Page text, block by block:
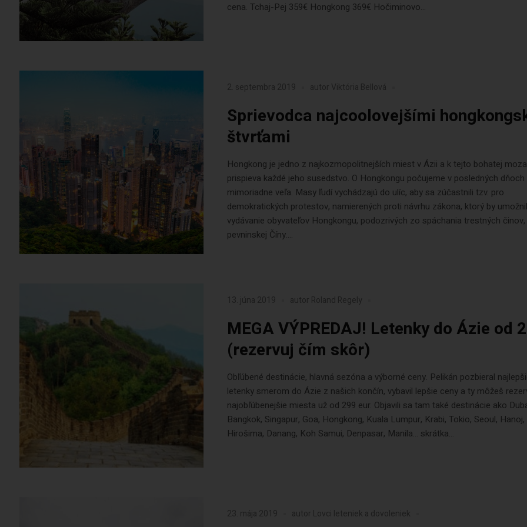
cena. Tchaj-Pej 359€ Hongkong 369€ Hočiminovo...
2. septembra 2019 autor Viktória Bellová
Sprievodca najcoolovejšími
štvrťami
Hongkong je jedno z najkozmopolitnejších miest v Ázii a k tejto bohatej
prispieva každé jeho susedstvo. O Hongkongu počujeme v posledných dňoch
mimoriadne veľa. Masy ľudí vychádzajú do ulíc, aby sa zúčastnili tzv. pro
demokratických protestov, namierených proti návrhu zákona, ktorý by umožnil
vydávanie obyvateľov Hongkongu, podozrivých zo spáchania trestných
pevninskej Číny....
13. júna 2019 autor Roland Regely
MEGA VÝPREDAJ! Letenky do Ázie od
(rezervuj čím skôr)
Obľúbené destinácie, hlavná sezóna a výborné ceny. Pelikán pozbieral
letenky smerom do Ázie z našich končín, vybavil lepšie ceny a ty môžeš
najobľúbenejšie miesta už od 299 eur. Objavili sa tam také destinácie ako
Bangkok, Singapur, Goa, Hongkong, Kuala Lumpur, Krabi, Tokio, Seoul,
Hirošima, Danang, Koh Samui, Denpasar, Manila… skrátka...
23. mája 2019 autor Lovci leteniek a dovoleniek